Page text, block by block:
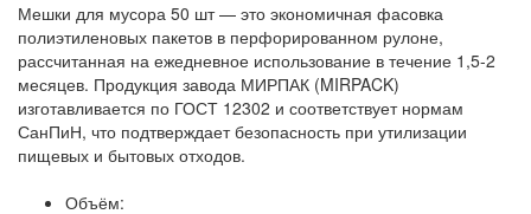
Мешки для мусора 50 шт — это экономичная фасовка
полиэтиленовых пакетов в перфорированном рулоне,
рассчитанная на ежедневное использование в течение 1,5-2
месяцев. Продукция завода МИРПАК (MIRPACK)
изготавливается по ГОСТ 12302 и соответствует нормам
СанПиН, что подтверждает безопасность при утилизации
пищевых и бытовых отходов.
Объём: